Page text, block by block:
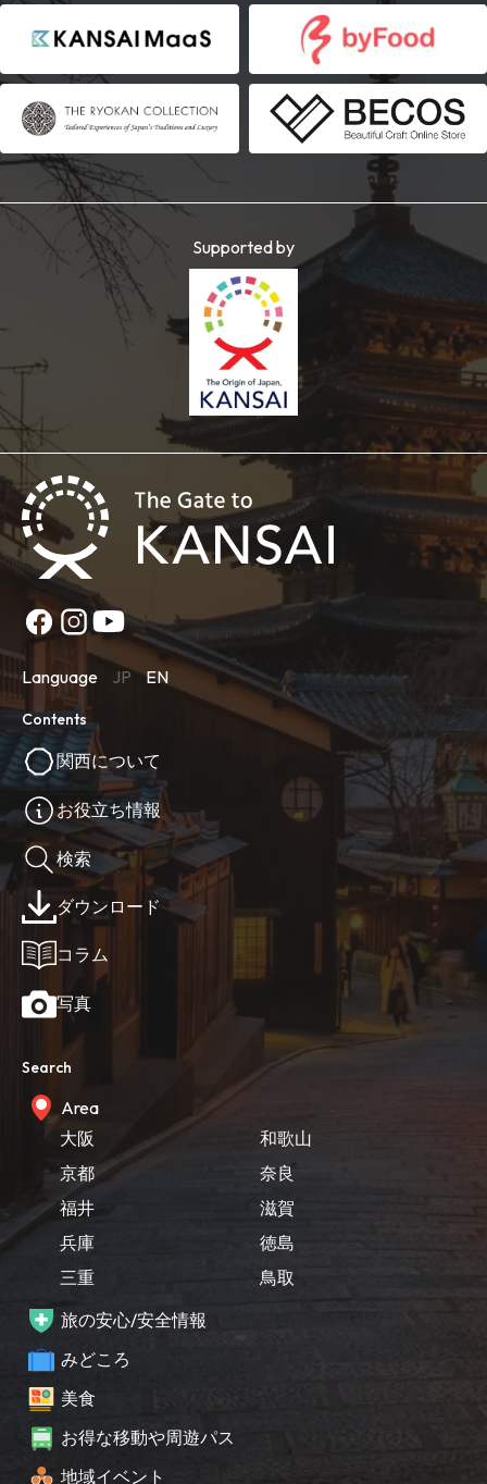
Supported by
Language JP EN
Contents
関西について
お役立ち情報
検索
ダウンロード
コラム
写真
Search
Area
大阪
京都
福井
兵庫
三重
和歌山
奈良
滋賀
徳島
鳥取
旅の安心/安全情報
みどころ
美食
お得な移動や周遊パス
地域イベント